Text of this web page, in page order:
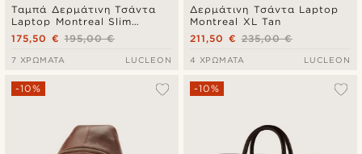
Ταμπά Δερμάτινη Τσάντα
Laptop Montreal Slim
Executive 15"195,00 €
175,50 €
7 ΧΡΏΜΑΤΑ LUCLEON
Δερμάτινη Τσάντα Laptop
Montreal XL Tan
235,00 €
211,50 €
4 ΧΡΏΜΑΤΑ LUCLEON
-10% -10%